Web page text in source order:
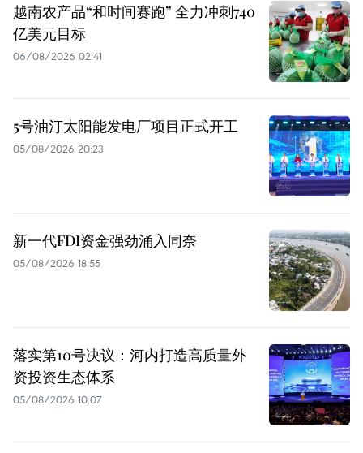
越南农产品“和时间赛跑” 全力冲刺740
亿美元目标
06/08/2026 02:41
5号油汀太阳能发电厂项目正式开工
05/08/2026 20:23
新一代FDI资金强劲涌入同奈
05/08/2026 18:55
落实第10号决议：河内打造高质量外
资投资生态体系
05/08/2026 10:07